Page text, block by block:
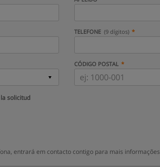
TELEFONE (9 dígitos)
CÓDIGO POSTAL
solicitud
entrará em contacto contigo para mais informações.